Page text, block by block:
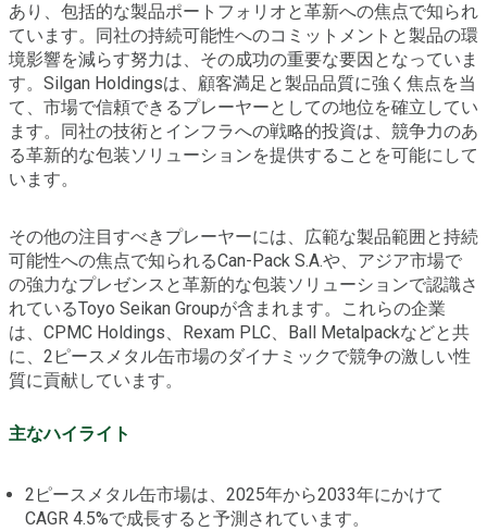
あり、包括的な製品ポートフォリオと革新への焦点で知られ
ています。同社の持続可能性へのコミットメントと製品の環
境影響を減らす努力は、その成功の重要な要因となっていま
す。Silgan Holdingsは、顧客満足と製品品質に強く焦点を当
て、市場で信頼できるプレーヤーとしての地位を確立してい
ます。同社の技術とインフラへの戦略的投資は、競争力のあ
る革新的な包装ソリューションを提供することを可能にして
います。
その他の注目すべきプレーヤーには、広範な製品範囲と持続
可能性への焦点で知られるCan-Pack S.A.や、アジア市場で
の強力なプレゼンスと革新的な包装ソリューションで認識さ
れているToyo Seikan Groupが含まれます。これらの企業
は、CPMC Holdings、Rexam PLC、Ball Metalpackなどと共
に、2ピースメタル缶市場のダイナミックで競争の激しい性
質に貢献しています。
主なハイライト
2ピースメタル缶市場は、2025年から2033年にかけて
CAGR 4.5%で成長すると予測されています。